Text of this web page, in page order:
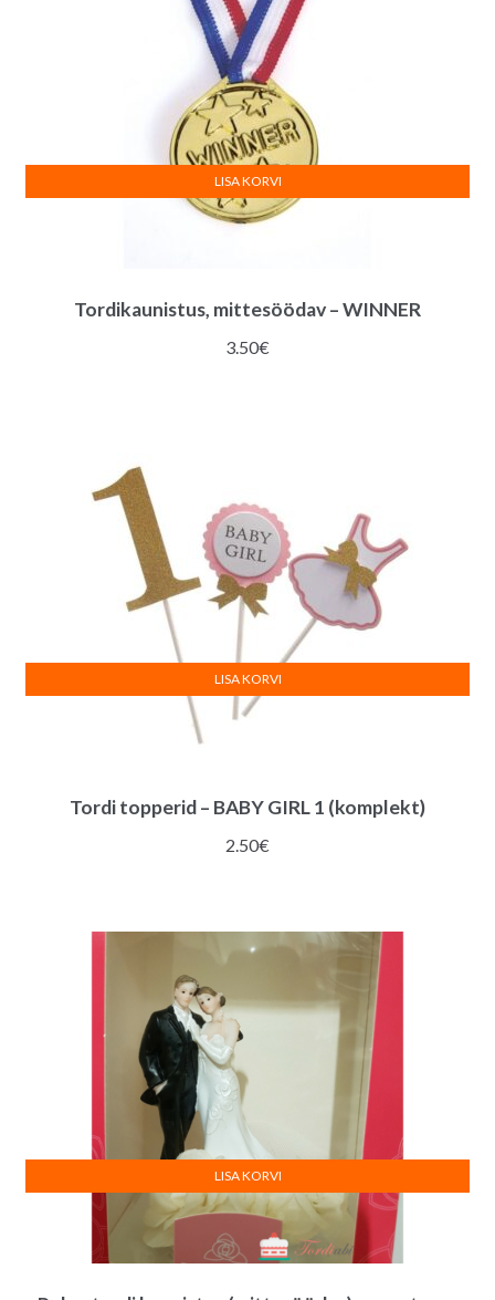
Tordikaunistus, mittesöödav – WINNER
3.50€
LISA KORVI
Tordi topperid – BABY GIRL 1 (komplekt)
2.50€
LISA KORVI
LISA KORVI